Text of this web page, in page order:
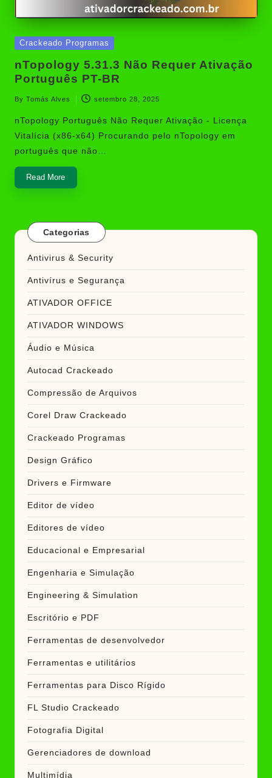
Posted
Crackeado Programas
nTopology 5.31.3 Não Requer Ativação
Português PT-BR
Posted
by
By Tomás Alves setembro 28, 2025
nTopology Português Não Requer Ativação - Licença
Vitalícia (x86-x64) Procurando pelo nTopology em
português que não…
Read More
Categorias
Antivirus & Security
Antivírus e Segurança
ATIVADOR OFFICE
ATIVADOR WINDOWS
Áudio e Música
Autocad Crackeado
Compressão de Arquivos
Corel Draw Crackeado
Crackeado Programas
Design Gráfico
Drivers e Firmware
Editor de vídeo
Editores de vídeo
Educacional e Empresarial
Engenharia e Simulação
Engineering & Simulation
Escritório e PDF
Ferramentas de desenvolvedor
Ferramentas e utilitários
Ferramentas para Disco Rígido
FL Studio Crackeado
Fotografia Digital
Gerenciadores de download
Multimídia